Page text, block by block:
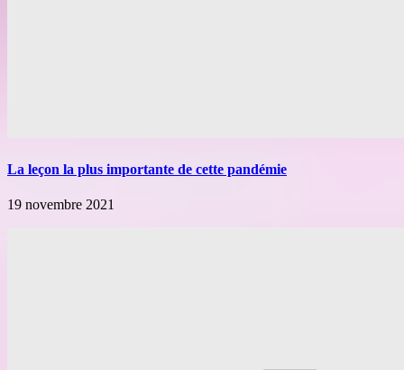
La leçon la plus importante de cette pandémie
19 novembre 2021